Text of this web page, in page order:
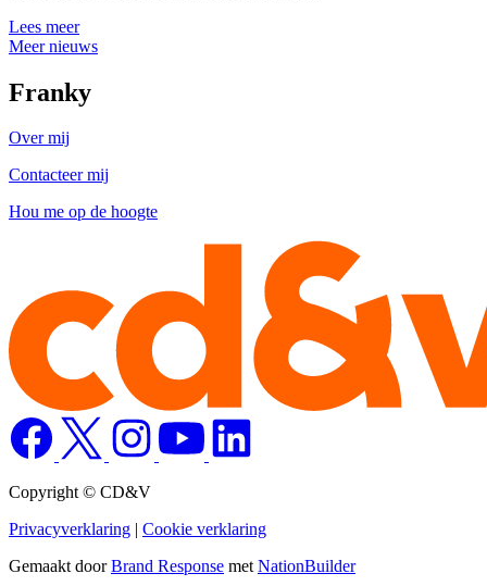
Lees meer
Meer nieuws
Franky
Over mij
Contacteer mij
Hou me op de hoogte
Copyright © CD&V
Privacyverklaring | Cookie verklaring
Gemaakt doorBrand Response metNationBuilder